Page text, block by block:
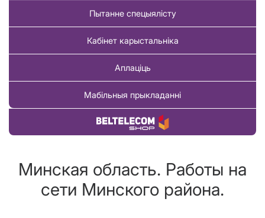
Пытанне спецыялісту
Кабінет карыстальніка
Аплаціць
Мабільныя прыкладанні
Купіць тавар
Минская область. Работы на
сети Минского района.